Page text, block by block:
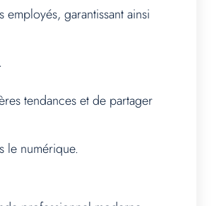
garantissant ainsi
tendances et de partager
le numérique.